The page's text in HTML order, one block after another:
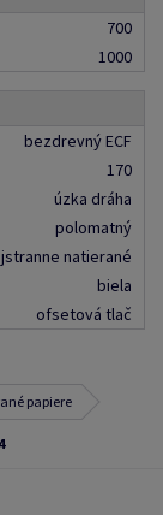
700
1000
bezdrevný ECF
170
úzka dráha
polomatný
natierané
biela
ofsetová tlač
papiere